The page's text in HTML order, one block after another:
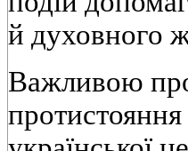
й духовного
Важливою
протистояння